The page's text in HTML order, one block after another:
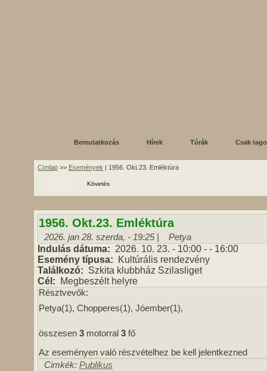
Bemutatkozás Hírek Túrák Csak
Címlap >> Események | 1956. Okt.23. Emléktúra
Követés
1956. Okt.23. Emléktúra
2026. jan 28. szerda, - 19:25 | Petya
Indulás dátuma: 2026. 10. 23. - 10:00 - - 16:00
Esemény típusa:
Kultúrális rendezvény
Találkozó: Szkita klubbház Szilasliget
Cél:
Megbeszélt helyre
Résztvevők:
Petya(1), Chopperes(1), Jóember(1),
összesen 3 motorral 3 fő
Az eseményen való részvételhez be kell jelentkezned
Cimkék: Publikus